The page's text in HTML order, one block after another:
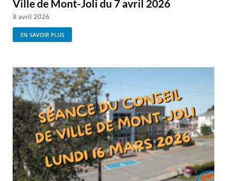
Ville de Mont-Joli du 7 avril 2026
8 avril 2026
EN SAVOIR PLUS